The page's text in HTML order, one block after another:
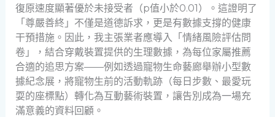
復原速度顯著優於未接受者（p值小於0.01）。這證明了
「尊嚴善終」不僅是道德訴求，更是有數據支撐的健康
干預措施。因此，我主張業者應導入「情緒風險評估問
卷」，結合穿戴裝置提供的生理數據，為每位家屬推薦
合適的追思方案——例如透過寵物生命藝廊舉辦小型數
據紀念展，將寵物生前的活動軌跡（每日步數、最愛玩
耍的座標點）轉化為互動藝術裝置，讓告別成為一場充
滿意義的資料回顧。